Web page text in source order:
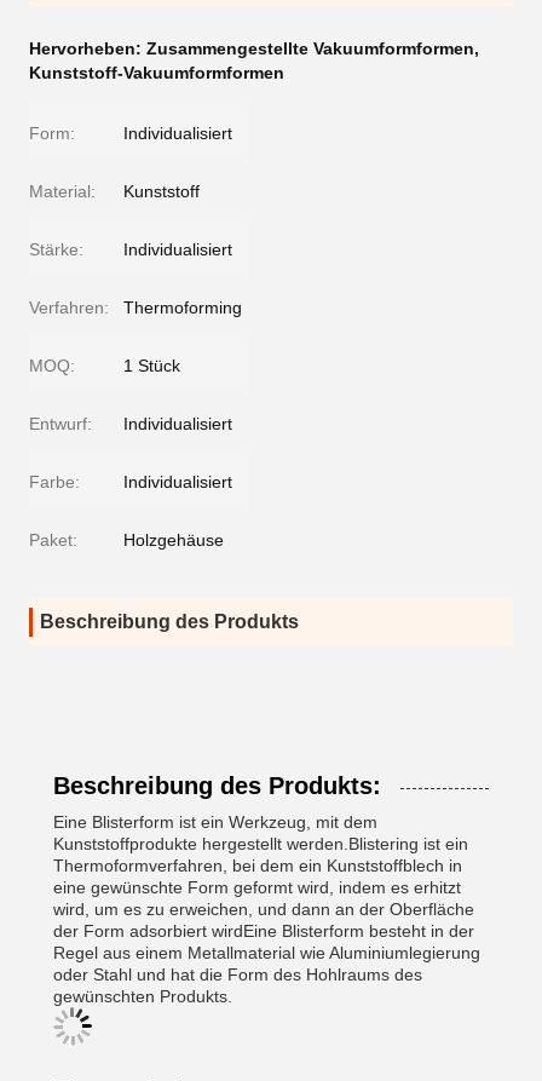
Hervorheben: Zusammengestellte Vakuumformformen,
Kunststoff-Vakuumformformen
Form: Individualisiert
Material: Kunststoff
Stärke: Individualisiert
Verfahren: Thermoforming
MOQ: 1 Stück
Entwurf: Individualisiert
Farbe: Individualisiert
Paket: Holzgehäuse
Beschreibung des Produkts
Beschreibung des Produkts:
Eine Blisterform ist ein Werkzeug, mit dem
Kunststoffprodukte hergestellt werden.Blistering ist ein
Thermoformverfahren, bei dem ein Kunststoffblech in
eine gewünschte Form geformt wird, indem es erhitzt
wird, um es zu erweichen, und dann an der Oberfläche
der Form adsorbiert wirdEine Blisterform besteht in der
Regel aus einem Metallmaterial wie Aluminiumlegierung
oder Stahl und hat die Form des Hohlraums des
gewünschten Produkts.